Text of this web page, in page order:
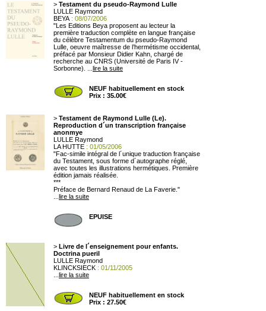
> Testament du pseudo-Raymond Lulle
LULLE Raymond
BEYA : 08/07/2006
"Les Editions Beya proposent au lecteur la
première traduction complète en langue française
du célèbre Testamentum du pseudo-Raymond
Lulle, oeuvre maîtresse de l’hermétisme occidental,
préfacé par Monsieur Didier Kahn, chargé de
recherche au CNRS (Université de Paris IV -
Sorbonne). ... lire la suite
NEUF habituellement en stock
Prix : 35.00€
> Testament de Raymond Lulle (Le).
Reproduction d´un transcription française
anonmye
LULLE Raymond
LA HUTTE : 01/05/2006
"Fac-simile intégral de l´unique traduction française
du Testament, sous forme d´autographe réglé,
avec toutes les illustrations hermétiques. Première
édition jamais réalisée.
***
Préface de Bernard Renaud de La Faverie."
lire la suite
EPUISE
> Livre de l´enseignement pour enfants.
Doctrina pueril
LULLE Raymond
KLINCKSIECK : 01/11/2005
lire la suite
NEUF habituellement en stock
Prix : 27.50€